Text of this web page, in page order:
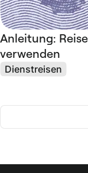
Anleitung:
verwenden
Dienstreisen